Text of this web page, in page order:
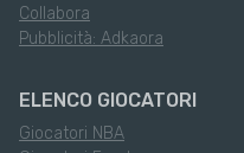
Collabora
Pubblicità: Adkaora
ELENCO GIOCATORI
Giocatori NBA